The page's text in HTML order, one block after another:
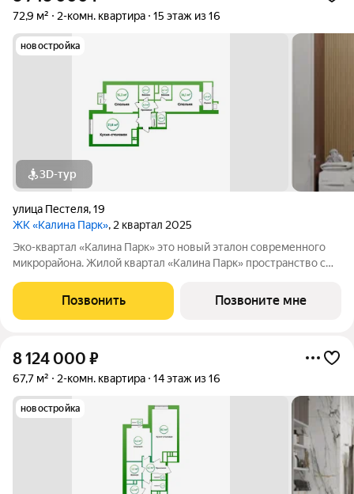
72,9 м² 2-комн. квартира 15 этаж из 16
новостройка
3D-тур
улица Пестеля,19
ЖК «Калина Парк», 2 квартал 2025
Эко-квартал «Калина Парк» это новый эталон современного
микрорайона. Жилой квартал «Калина Парк» пространство с
эргономичными планировками квартир, безопасными дворами
и развитой, продуманной
Позвонить Позвоните мне
8 124 000 ₽
67,7 м² 2-комн. квартира 14 этаж из 16
новостройка